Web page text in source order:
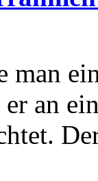
man
an